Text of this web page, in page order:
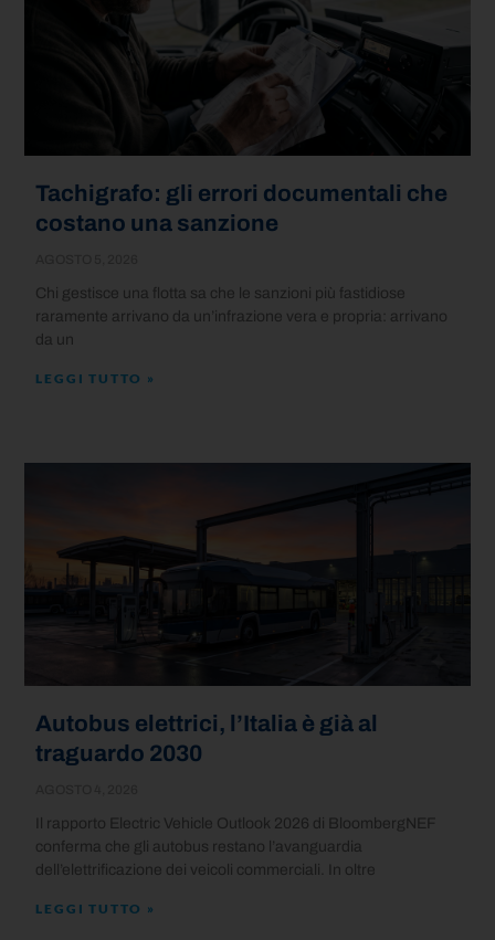
Tachigrafo: gli errori documentali che
costano una sanzione
Chi gestisce una flotta sa che le sanzioni più fastidiose
raramente arrivano da un’infrazione vera e propria: arrivano
da un
LEGGI TUTTO »
Autobus elettrici, l’Italia è già al
traguardo 2030
Il rapporto Electric Vehicle Outlook 2026 di BloombergNEF
conferma che gli autobus restano l’avanguardia
dell’elettrificazione dei veicoli commerciali. In oltre
LEGGI TUTTO »